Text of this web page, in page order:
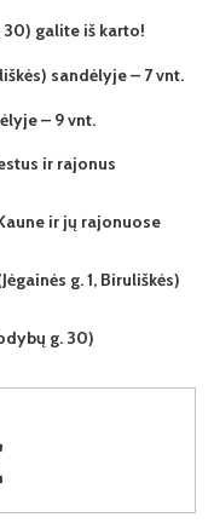
galite iš karto!
sandėlyje – 7 vnt.
– 9 vnt.
ir rajonus
ir jų rajonuose
g. 1, Biruliškės)
g. 30)